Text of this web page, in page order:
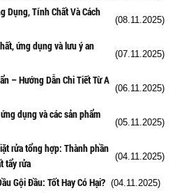
Dụng, Tính Chất Và Cách
(08.11.2025)
ứng dụng và lưu ý an
(07.11.2025)
– Hướng Dẫn Chi Tiết Từ A
(06.11.2025)
dụng và các sản phẩm
(05.11.2025)
rửa tổng hợp: Thành phần
tẩy rửa
(04.11.2025)
Gội Đầu: Tốt Hay Có Hại? (04.11.2025)